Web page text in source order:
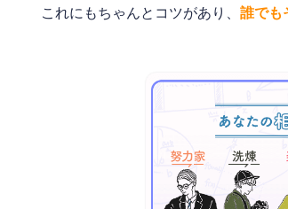
これにもちゃんとコツがあり、 誰でも